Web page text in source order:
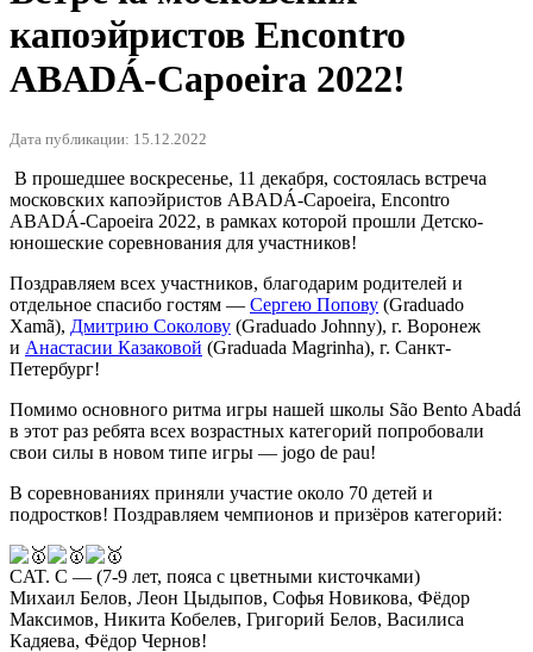
капоэйристов Encontro
ABADÁ-Capoeira 2022!
Дата публикации: 15.12.2022
В прошедшее воскресенье, 11 декабря, состоялась встреча
московских капоэйристов ABADÁ-Capoeira, Encontro
ABADÁ-Capoeira 2022, в рамках которой прошли Детско-
юношеские соревнования для участников!
Поздравляем всех участников, благодарим родителей и
отдельное спасибо гостям — Сергею Попову (Graduado
Xamã), Дмитрию Соколову (Graduado Johnny), г. Воронеж
и Анастасии Казаковой (Graduada Magrinha), г. Санкт-
Петербург!
Помимо основного ритма игры нашей школы São Bento Abadá
в этот раз ребята всех возрастных категорий попробовали
свои силы в новом типе игры — jogo de pau!
В соревнованиях приняли участие около 70 детей и
подростков! Поздравляем чемпионов и призёров категорий:
CAT. C — (7-9 лет, пояса с цветными кисточками)
Михаил Белов, Леон Цыдыпов, Софья Новикова, Фёдор
Максимов, Никита Кобелев, Григорий Белов, Василиса
Кадяева, Фёдор Чернов!